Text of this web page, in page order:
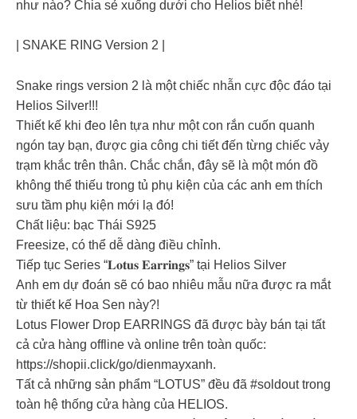
như nào? Chia sẻ xuống dưới cho Helios biết nhé!
| SNAKE RING Version 2 |
Snake rings version 2 là một chiếc nhẫn cực độc đáo tại
Helios Silver!!!
Thiết kế khi đeo lên tựa như một con rắn cuốn quanh
ngón tay bạn, được gia công chi tiết đến từng chiếc vảy
trạm khắc trên thân. Chắc chắn, đây sẽ là một món đồ
không thể thiếu trong tủ phụ kiện của các anh em thích
sưu tầm phụ kiện mới lạ đó!
Chất liệu: bạc Thái S925
Freesize, có thể dễ dàng điều chỉnh.
Tiếp tục Series “𝐋𝐨𝐭𝐮𝐬 𝐄𝐚𝐫𝐫𝐢𝐧𝐠𝐬” tại Helios Silver
Anh em dự đoán sẽ có bao nhiêu mẫu nữa được ra mắt
từ thiết kế Hoa Sen này?!
Lotus Flower Drop EARRINGS đã được bày bán tại tất
cả cửa hàng offline và online trên toàn quốc:
https://shopii.click/go/dienmayxanh.
Tất cả những sản phẩm “LOTUS” đều đã #soldout trong
toàn hệ thống cửa hàng của HELIOS.